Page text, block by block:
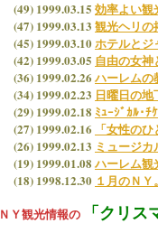
(49) 1999.03.15 効率よい観
(47) 1999.03.13 観光ヘリの
(45) 1999.03.10ホテルとジ
(42) 1999.03.05 自由の女神
(36) 1999.02.26 ハーレムの
(34) 1999.02.23 日曜日の地
(29) 1999.02.18 ﾐｭｰｼﾞｶﾙ･ﾁ
(27) 1999.02.16 「女性の
(26) 1999.02.13 ミュージカ
(19) 1999.01.08 ハーレム観
(18) 1998.12.30 １月のＮ
ＮＹ観光情報の
「クリス